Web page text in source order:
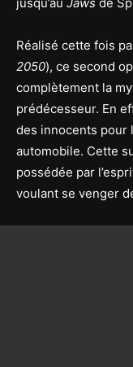
Réalisé cette fois
2050), ce second
complètement la
prédécesseur. En
des innocents pour
automobile. Cette
possédée par
voulant se venger